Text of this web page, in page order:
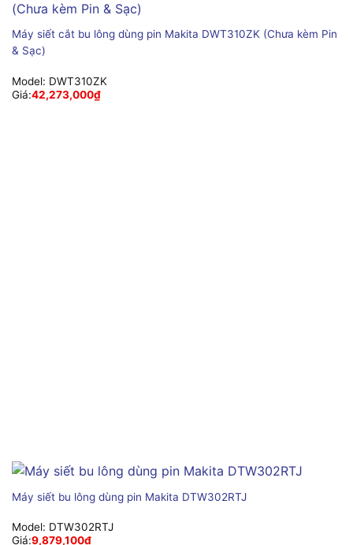
Máy siết cắt bu lông dùng pin Makita DWT310ZK (Chưa kèm Pin
& Sạc)
Model: DWT310ZK
Giá:42,273,000₫
Máy siết bu lông dùng pin Makita DTW302RTJ
Model: DTW302RTJ
Giá:9,879,100₫